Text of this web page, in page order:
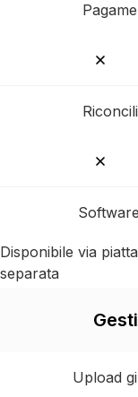
Disponibile via
separata
Upload